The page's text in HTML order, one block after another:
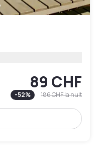
89 CHF
-52% 186 CHFla nuit